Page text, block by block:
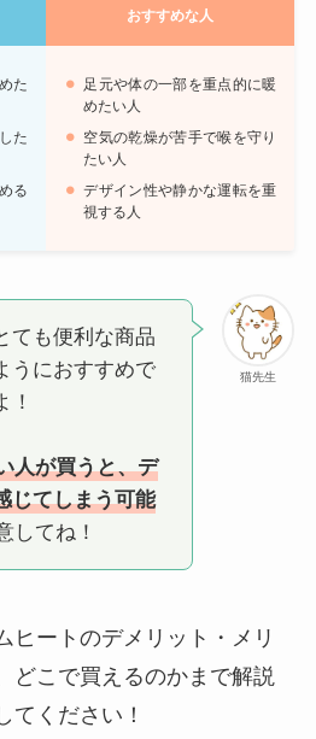
おすすめな人
た
た
る
足元や体の一部を重点的に暖
めたい人
空気の乾燥が苦手で喉を守り
たい人
デザイン性や静かな運転を重
視する人
猫先生
ても便利な商品
うにおすすめで
！
人が買うと、デ
じてしまう可能
してね！
ヒートのデメリット・メリ
どこで買えるのかまで解説
てください！